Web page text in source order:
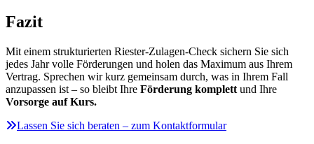
Fazit
Mit einem strukturierten Riester-Zulagen-Check sichern Sie sich
jedes Jahr volle Förderungen und holen das Maximum aus Ihrem
Vertrag. Sprechen wir kurz gemeinsam durch, was in Ihrem Fall
anzupassen ist – so bleibt Ihre Förderung komplett und Ihre
Vorsorge auf Kurs.
Lassen Sie sich beraten – zum Kontaktformular